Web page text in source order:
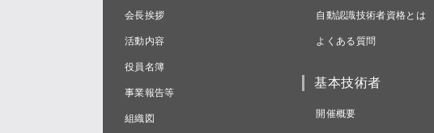
会長挨拶
活動内容
役員名簿
事業報告等
組織図
自動認識技術者資格とは
よくある質問
基本技術者
開催概要